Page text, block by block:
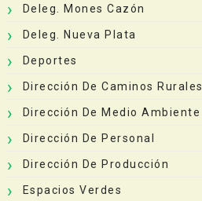
Deleg. Mones Cazón
Deleg. Nueva Plata
Deportes
Dirección De Caminos Rurales
Dirección De Medio Ambiente
Dirección De Personal
Dirección De Producción
Espacios Verdes